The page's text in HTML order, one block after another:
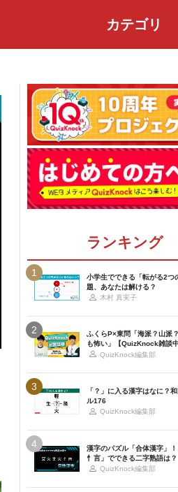
カテゴリ
ランキング
1
小学生でできる「転がる2つ
題、あなたは解ける？
木村 真実子
2
ふくらP×東問「海派？山派
も怖い」【QuizKnock雑談中
QuizKnock編集部
3
「？」に入る漢字はなに？
ル176
QuizKnock編集部
4
漢字のパズル「合体漢字」
忄言」でできる二字熟語は？
QuizKnock編集部